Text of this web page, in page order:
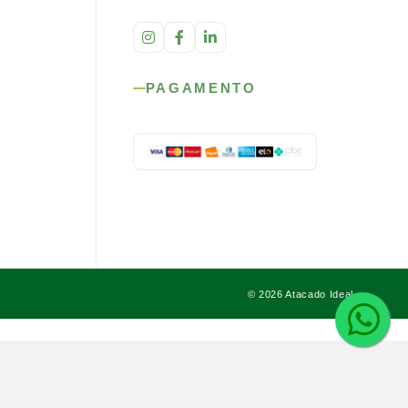
PAGAMENTO
© 2026 Atacado Ideal